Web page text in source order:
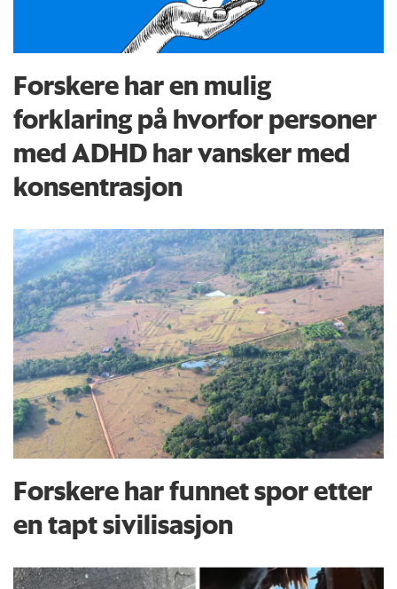
Forskere har en mulig
forklaring på hvorfor personer
med ADHD har vansker med
konsentrasjon
Forskere har funnet spor etter
en tapt sivilisasjon